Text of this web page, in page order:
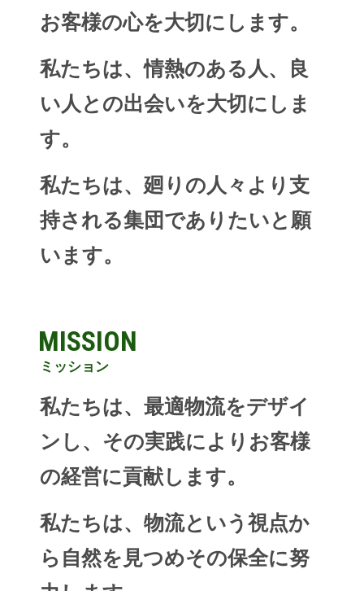
お客様の心を大切にします。
私たちは、情熱のある人、良
い人との出会いを大切にしま
す。
私たちは、廻りの人々より支
持される集団でありたいと願
います。
MISSION
ミッション
私たちは、最適物流をデザイ
ンし、その実践によりお客様
の経営に貢献します。
私たちは、物流という視点か
ら自然を見つめその保全に努